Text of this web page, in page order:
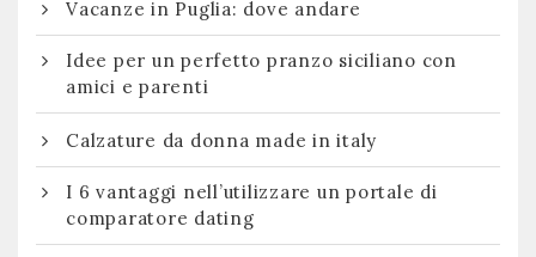
Vacanze in Puglia: dove andare
Idee per un perfetto pranzo siciliano con
amici e parenti
Calzature da donna made in italy
I 6 vantaggi nell’utilizzare un portale di
comparatore dating